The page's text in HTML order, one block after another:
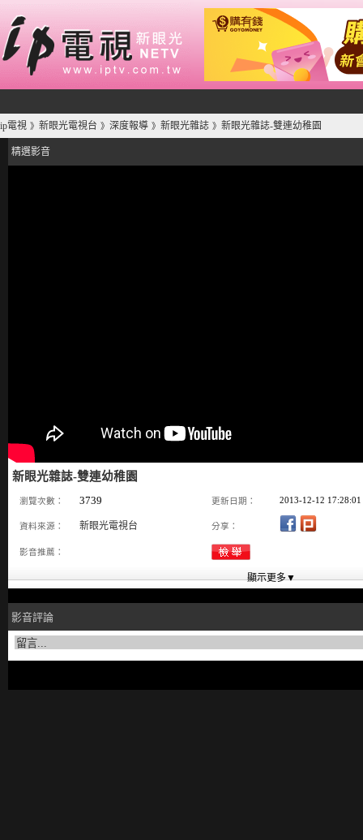
ip電視 》 新眼光電視台 》 深度報導 》 新眼光雜誌 》 新眼光雜誌-雙連幼稚園
精選影音
新眼光雜誌-雙連幼稚園
瀏覽次數： 3739 更新日期： 2013-12-12 17:28:01
資料來源： 新眼光電視台 分享：
影音推薦：
影音評論